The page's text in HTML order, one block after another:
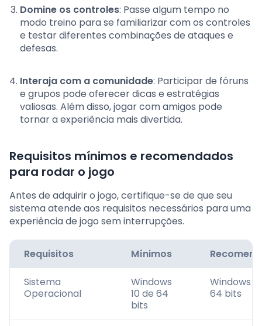
Domine os controles: Passe algum tempo no
modo treino para se familiarizar com os controles
e testar diferentes combinações de ataques e
defesas.
Interaja com a comunidade: Participar de fóruns
e grupos pode oferecer dicas e estratégias
valiosas. Além disso, jogar com amigos pode
tornar a experiência mais divertida.
Requisitos mínimos e recomendados
para rodar o jogo
Antes de adquirir o jogo, certifique-se de que seu
sistema atende aos requisitos necessários para uma
experiência de jogo sem interrupções.
Requisitos Mínimos
Sistema
Operacional
Windows
10 de 64
bits
Windows
64 bits